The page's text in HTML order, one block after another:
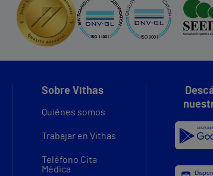
Sobre Vithas
Quiénes somos
Trabajar en Vithas
Teléfono Cita
Médica